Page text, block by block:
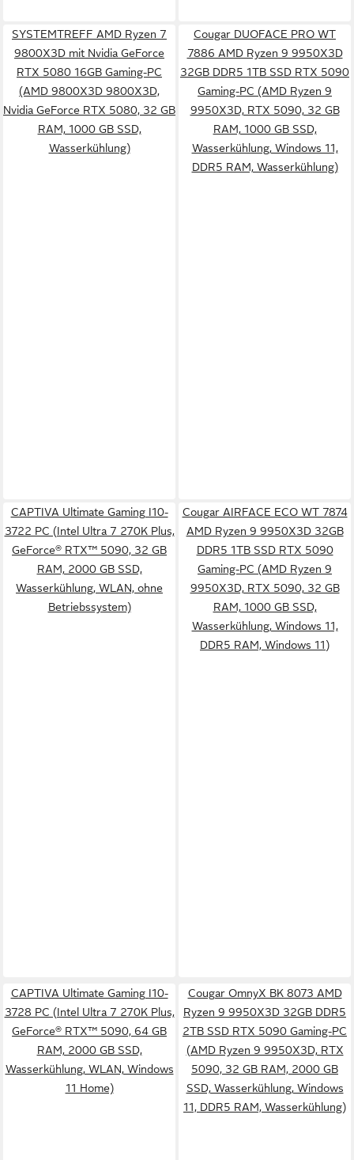
SYSTEMTREFF AMD Ryzen 7
9800X3D mit Nvidia GeForce
RTX 5080 16GB Gaming-PC
(AMD 9800X3D 9800X3D,
Nvidia GeForce RTX 5080, 32 GB
RAM, 1000 GB SSD,
Wasserkühlung)
Cougar DUOFACE PRO WT
7886 AMD Ryzen 9 9950X3D
32GB DDR5 1TB SSD RTX 5090
Gaming-PC (AMD Ryzen 9
9950X3D, RTX 5090, 32 GB
RAM, 1000 GB SSD,
Wasserkühlung, Windows 11,
DDR5 RAM, Wasserkühlung)
CAPTIVA Ultimate Gaming I10-
3722 PC (Intel Ultra 7 270K Plus,
GeForce® RTX™ 5090, 32 GB
RAM, 2000 GB SSD,
Wasserkühlung, WLAN, ohne
Betriebssystem)
Cougar AIRFACE ECO WT 7874
AMD Ryzen 9 9950X3D 32GB
DDR5 1TB SSD RTX 5090
Gaming-PC (AMD Ryzen 9
9950X3D, RTX 5090, 32 GB
RAM, 1000 GB SSD,
Wasserkühlung, Windows 11,
DDR5 RAM, Windows 11)
CAPTIVA Ultimate Gaming I10-
3728 PC (Intel Ultra 7 270K Plus,
GeForce® RTX™ 5090, 64 GB
RAM, 2000 GB SSD,
Wasserkühlung, WLAN, Windows
11 Home)
Cougar OmnyX BK 8073 AMD
Ryzen 9 9950X3D 32GB DDR5
2TB SSD RTX 5090 Gaming-PC
(AMD Ryzen 9 9950X3D, RTX
5090, 32 GB RAM, 2000 GB
SSD, Wasserkühlung, Windows
11, DDR5 RAM, Wasserkühlung)